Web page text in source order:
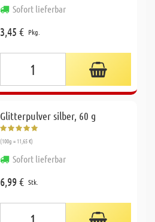
Sofort lieferbar
3,45 € Pkg.
Glitterpulver silber, 60 g
(100g = 11,65 €)
Sofort lieferbar
6,99 € Stk.